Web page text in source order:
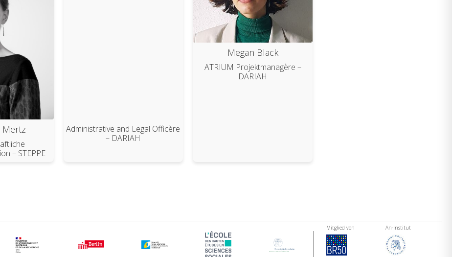
Mertz
– STEPPE
Administrative and Legal Officère
– DARIAH
Megan Black
ATRIUM Projektmanagère –
DARIAH
Mitglied von An-Institut